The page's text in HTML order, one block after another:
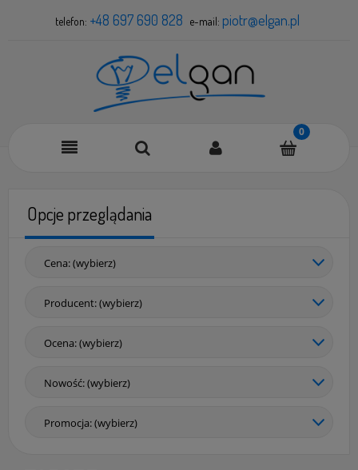
telefon: +48 697 690 828 e-mail: piotr@elgan.pl
Opcje przeglądania
Cena: (wybierz)
Producent: (wybierz)
Ocena: (wybierz)
Nowość: (wybierz)
Promocja: (wybierz)